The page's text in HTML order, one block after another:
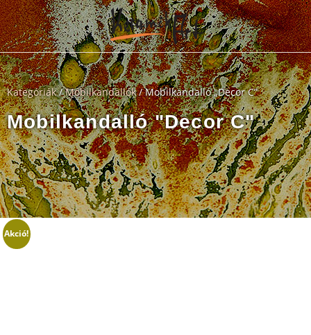
Kategóriák/Mobilkandallók/ Mobilkandalló „Decor C”
Mobilkandalló "Decor C"
Akció!